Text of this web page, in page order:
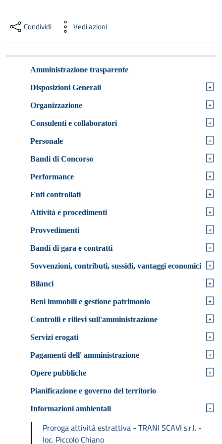
Condividi Vedi azioni
Amministrazione trasparente
Disposizioni Generali +
Organizzazione +
Consulenti e collaboratori +
Personale +
Bandi di Concorso +
Performance +
Enti controllati +
Attività e procedimenti +
Provvedimenti +
Bandi di gara e contratti +
Sovvenzioni, contributi, sussidi, vantaggi economici +
Bilanci +
Beni immobili e gestione patrimonio +
Controlli e rilievi sull'amministrazione +
Servizi erogati +
Pagamenti dell' amministrazione +
Opere pubbliche +
Pianificazione e governo del territorio
Informazioni ambientali -
Proroga attività estrattiva - TRANI SCAVI s.r.l. -
loc. Piccolo Chiano